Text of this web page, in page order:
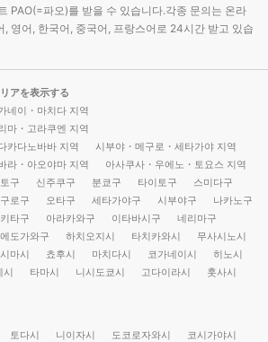
PAO(=파오)를 받을 수 있습니다.각종 문의는 온라
, 영어, 한국어, 중국어, 프랑스어로 24시간 받고 있습
アを表示する
네이・마치다 지역
마・고라쿠엔 지역
카다노바바 지역
시부야・메구로・세타가야 지역
라・아오야마 지역
아사쿠사・우에노・토요스 지역
구 신주쿠구 분쿄구 타이토구
스미다구
로구 오타구 세타가야구 시부야구
나카노구
키타구 아라카와구 이타바시구
네리마구
에도가와구 하치오지시 타치카와시
무사시노시
마시 쵸후시 마치다시 코가네이시
히노시
시 타마시 니시도쿄시 고다이라시
훗사시
토다시 니이자시 도코로자와시
코시가야시